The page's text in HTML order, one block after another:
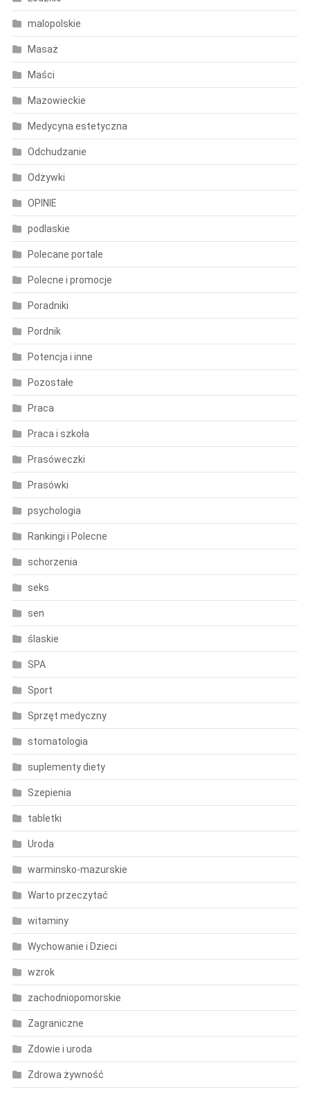
malopolskie
Masaż
Maści
Mazowieckie
Medycyna estetyczna
Odchudzanie
Odżywki
OPINIE
podlaskie
Polecane portale
Polecne i promocje
Poradniki
Pordnik
Potencja i inne
Pozostałe
Praca
Praca i szkoła
Prasóweczki
Prasówki
psychologia
Rankingi i Polecne
schorzenia
seks
sen
ślaskie
SPA
Sport
Sprzęt medyczny
stomatologia
suplementy diety
Szepienia
tabletki
Uroda
warminsko-mazurskie
Warto przeczytać
witaminy
Wychowanie i Dzieci
wzrok
zachodniopomorskie
Zagraniczne
Zdowie i uroda
Zdrowa żywność